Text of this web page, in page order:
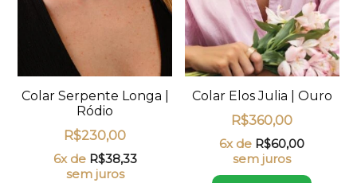
Colar Serpente Longa |
Ródio
R$230,00
6x de R$38,33
sem juros
Colar Elos Julia | Ouro
R$360,00
6x de R$60,00
sem juros